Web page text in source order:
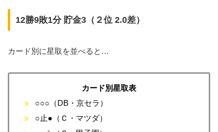
12勝9敗1分 貯金3（２位 2.0差）
カード別に星取を並べると…
カード別星取表
○○○（DB・京セラ）
○止●（Ｃ・マツダ）